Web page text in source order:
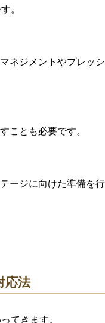
。
ネジメントやプレッ
ことも必要です。
ージに向けた準備を
応法
てきます。